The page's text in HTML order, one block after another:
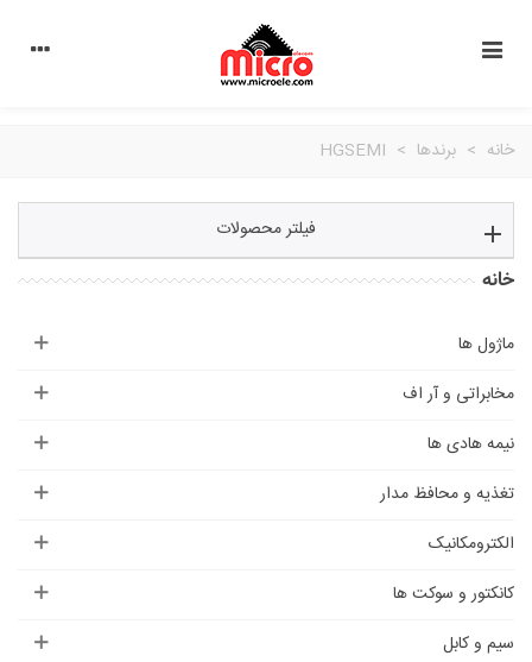
خانه > برندها >
HGSEMI
فیلتر محصولات
خانه
ماژول ها
مخابراتی و آر اف
نیمه هادی ها
تغذیه و محافظ مدار
الکترومکانیک
کانکتور و سوکت ها
سیم و کابل